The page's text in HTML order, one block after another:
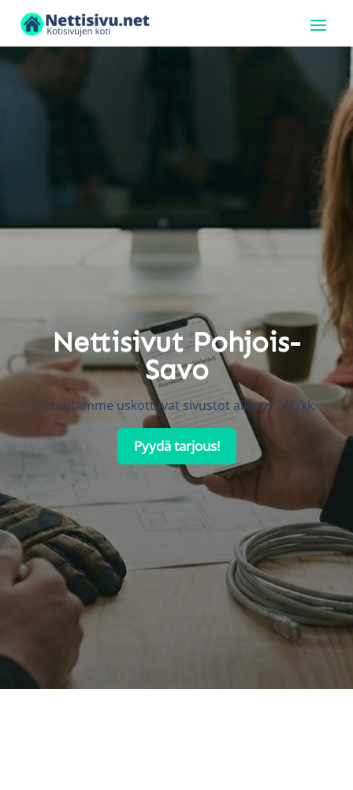
Nettisivut Pohjois-
Savo
Toteutamme uskottavat sivustot alkaen 24€/kk.
Pyydä tarjous!